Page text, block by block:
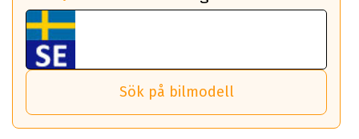
ABS 360 gör det möjligt för dig att ta med fälgarna till din
nästa bil.
Det sparar dig tid och pengar.
*PCD står för pitch circle diameter / Bultmönster.
Tillbehören är av högsta kvalitet och är kompatibla med
ABS Wheels fälgar.
Viktigt att Bult respektive mutter är av storlek (17mm hylsa
Genom att du anger ditt registreringsnummer kan vi matcha
och garantera att tillbehören passar till 100%
fordon. Detta sker automatiskt och är inget du som förare
behöver tänka på.
Sensorn sitter inne i hjulet och skickar signaler om lufttryck
och temperatur till din instrumentpanel.
TPMS gör det enkelt att ha koll på att dina däck håller rätt
tryck. Skulle du tappa tryck i något däck varnar TPMS dig
om detta.
Sök på bilmodell